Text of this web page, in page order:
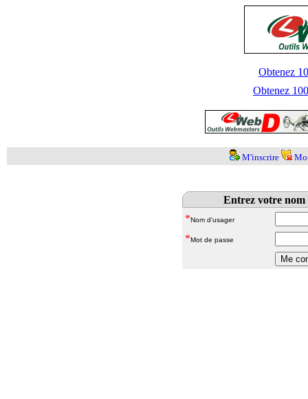
Obtenez
Obtenez
M'inscrire
Entrez votre nom
*Nom d'usager
*Mot de passe